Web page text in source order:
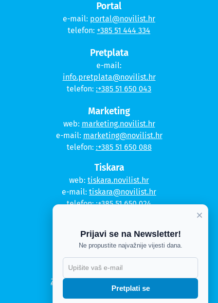
Portal
e-mail: portal@novilist.hr
telefon: +385 51 444 334
Pretplata
e-mail:
info.pretplata@novilist.hr
telefon: :+385 51 650 043
Marketing
web: marketing.novilist.hr
e-mail: marketing@novilist.hr
telefon: :+385 51 650 088
Tiskara
web: tiskara.novilist.hr
e-mail: tiskara@novilist.hr
telefon::+385 51 650 024
Kontakt
Politika privatnosti
Politika kolačića
Zahtjev za pristup informacijama
Impressum
×
Prijavi se na Newsletter!
Ne propustite najvažnije vijesti dana.
Pretplati se